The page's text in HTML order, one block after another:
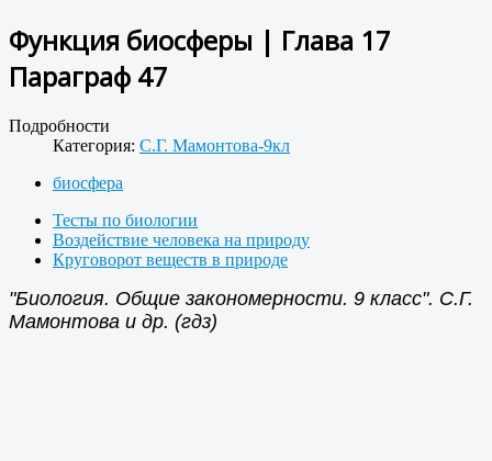
Функция биосферы | Глава 17
Параграф 47
Подробности
Категория: С.Г. Мамонтова-9кл
биосфера
Тесты по биологии
Воздействие человека на природу
Круговорот веществ в природе
"Биология. Общие закономерности. 9 класс". С.Г.
Мамонтова и др. (гдз)